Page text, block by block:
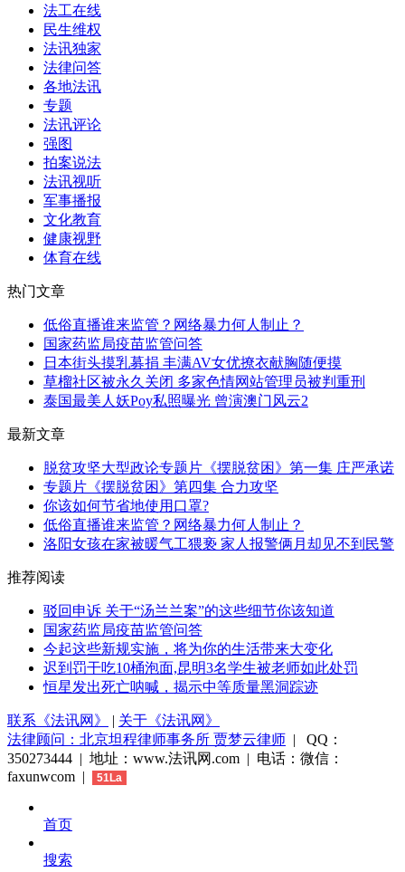
法工在线
民生维权
法讯独家
法律问答
各地法讯
专题
法讯评论
强图
拍案说法
法讯视听
军事播报
文化教育
健康视野
体育在线
热门文章
低俗直播谁来监管？网络暴力何人制止？
国家药监局疫苗监管问答
日本街头摸乳募捐 丰满AV女优撩衣献胸随便摸
草榴社区被永久关闭 多家色情网站管理员被判重刑
泰国最美人妖Poy私照曝光 曾演澳门风云2
最新文章
脱贫攻坚大型政论专题片《摆脱贫困》第一集 庄严承诺
专题片《摆脱贫困》第四集 合力攻坚
你该如何节省地使用口罩?
低俗直播谁来监管？网络暴力何人制止？
洛阳女孩在家被暖气工猥亵 家人报警俩月却见不到民警
推荐阅读
驳回申诉 关于“汤兰兰案”的这些细节你该知道
国家药监局疫苗监管问答
今起这些新规实施，将为你的生活带来大变化
迟到罚干吃10桶泡面,昆明3名学生被老师如此处罚
恒星发出死亡呐喊，揭示中等质量黑洞踪迹
联系《法讯网》 | 关于《法讯网》
法律顾问：北京坦程律师事务所 贾梦云律师 | QQ：
350273444 | 地址：www.法讯网.com | 电话：微信：
faxunwcom |
51La
首页
搜索